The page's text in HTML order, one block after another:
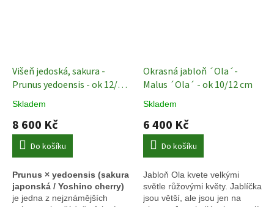
Višeň jedoská, sakura -
Prunus yedoensis - ok 12/14
Okrasné stromy
Skladem
8 600 Kč
Do košíku
Prunus × yedoensis (sakura
japonská / Yoshino cherry)
je jedna z nejznámějších
Okrasná jabloň ´Ola´-
Malus ´Ola´ - ok 10/12 cm
Skladem
6 400 Kč
Do košíku
Jabloň Ola kvete velkými
světle růžovými květy. Jablíčka
jsou větší, ale jsou jen na